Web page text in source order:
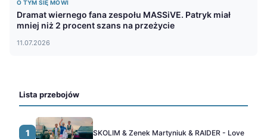
O TYM SIĘ MÓWI
Dramat wiernego fana zespołu MASSiVE. Patryk miał
mniej niż 2 procent szans na przeżycie
11.07.2026
Lista przebojów
1 SKOLIM & Zenek Martyniuk & RAIDER - Love